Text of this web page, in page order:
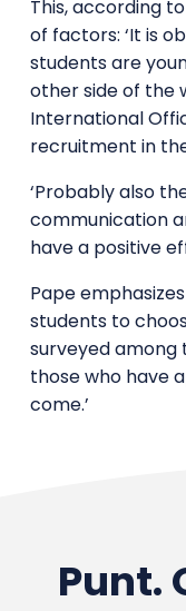
This, according
of factors: ‘It is
students are
other side of the
International
recruitment in
‘Probably also
communication
have a positive
Pape
students to
surveyed among
those who have
come.’
Punt.